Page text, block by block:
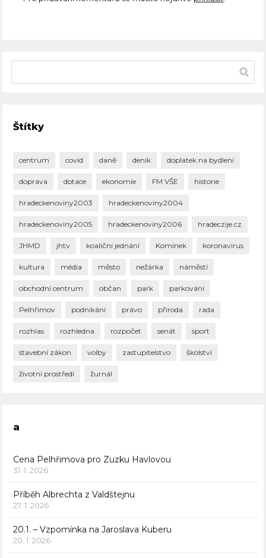
Štítky
centrum covid daně deník doplatek na bydlení
doprava dotace ekonomie FM VŠE historie
hradeckenoviny2003 hradeckenoviny2004
hradeckenoviny2005 hradeckenoviny2006 hradeczije.cz
JHMD jhtv koaliční jednání Komínek koronavirus
kultura média město nežárka náměstí
obchodní centrum občan park parkování
Pelhřimov podnikání právo příroda rada
rozhlas rozhledna rozpočet senát sport
stavební zákon volby zastupitelstvo školství
životní prostředí žurnál
a
Cena Pelhřimova pro Zuzku Havlovou
31. 1. 2026
Příběh Albrechta z Valdštejnu
27. 1. 2026
20.1. – Vzpomínka na Jaroslava Kuberu
20. 1. 2026